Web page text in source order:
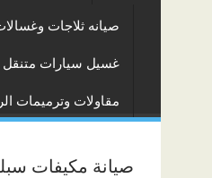
صيانه ثلاجات
غسيل سيارات
مقاولات وترميمات
صيانة مكيفات سبليت